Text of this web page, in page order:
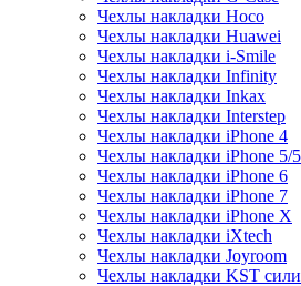
Чехлы накладки Hoco
Чехлы накладки Huawei
Чехлы накладки i-Smile
Чехлы накладки Infinity
Чехлы накладки Inkax
Чехлы накладки Interstep
Чехлы накладки iPhone 4
Чехлы накладки iPhone 5/
Чехлы накладки iPhone 6
Чехлы накладки iPhone 7
Чехлы накладки iPhone X
Чехлы накладки iXtech
Чехлы накладки Joyroom
Чехлы накладки KST